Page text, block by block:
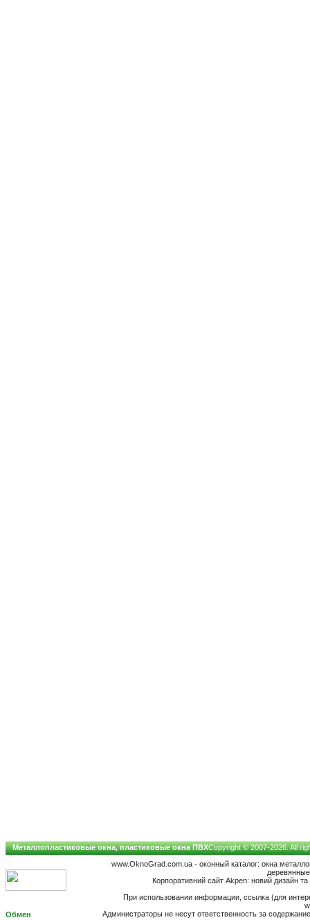
Металлопластиковые окна, пластиковые окна ПВХCopyright © 2007-2026. All
www.OknoGrad.com.ua - оконный каталог: окна
Корпоративний сайт Akpen: новий дизайн
При использовании информации, ссылка (для
Администраторы не несут ответственность за
Обмен